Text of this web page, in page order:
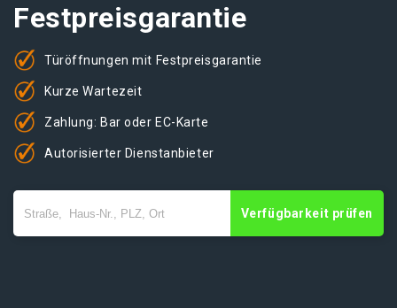
Festpreisgarantie
Türöffnungen mit Festpreisgarantie
Kurze Wartezeit
Zahlung: Bar oder EC-Karte
Autorisierter Dienstanbieter
Verfügbarkeit prüfen